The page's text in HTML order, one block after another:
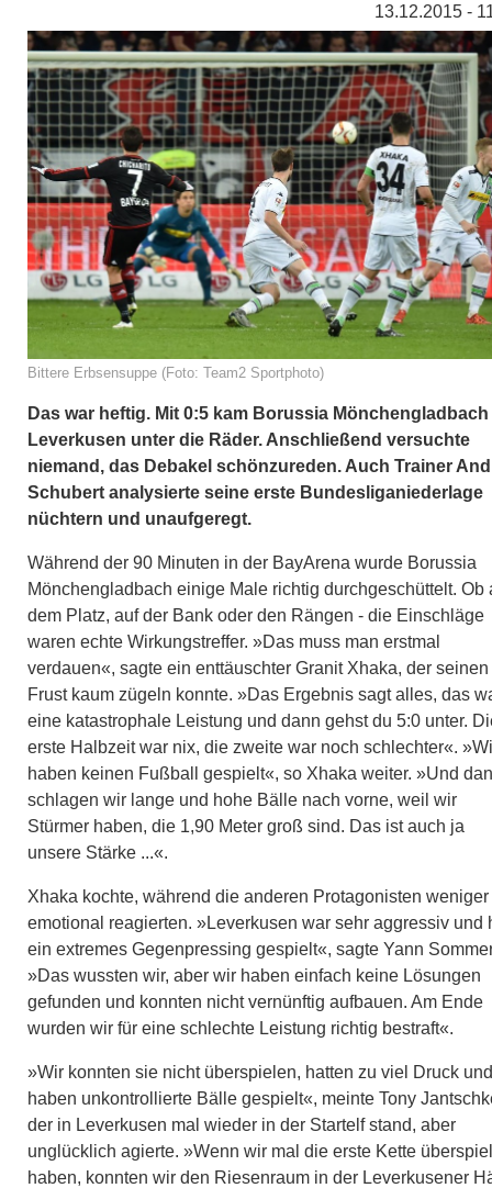
13.12.2015 -
Bittere Erbsensuppe (Foto: Team2 Sportphoto)
Das war heftig. Mit 0:5 kam Borussia
Leverkusen unter die Räder. Anschließend versuchte
niemand, das Debakel schönzureden. Auch Trainer
Schubert analysierte seine erste Bundesliganiederlage
nüchtern und unaufgeregt.
Während der 90 Minuten in der BayArena wurde Borussia
Mönchengladbach einige Male richtig durchgeschüttelt. Ob
dem Platz, auf der Bank oder den Rängen - die Einschläge
waren echte Wirkungstreffer. »Das muss man erstmal
verdauen«, sagte ein enttäuschter Granit Xhaka, der seinen
Frust kaum zügeln konnte. »Das Ergebnis sagt alles, das
eine katastrophale Leistung und dann gehst du 5:0 unter.
erste Halbzeit war nix, die zweite war noch schlechter«.
haben keinen Fußball gespielt«, so Xhaka weiter. »Und
schlagen wir lange und hohe Bälle nach vorne, weil wir
Stürmer haben, die 1,90 Meter groß sind. Das ist auch ja
unsere Stärke ...«.
Xhaka kochte, während die anderen Protagonisten weniger
emotional reagierten. »Leverkusen war sehr aggressiv und
ein extremes Gegenpressing gespielt«, sagte Yann
»Das wussten wir, aber wir haben einfach keine Lösungen
gefunden und konnten nicht vernünftig aufbauen. Am Ende
wurden wir für eine schlechte Leistung richtig bestraft«.
»Wir konnten sie nicht überspielen, hatten zu viel Druck und
haben unkontrollierte Bälle gespielt«, meinte Tony
der in Leverkusen mal wieder in der Startelf stand, aber
unglücklich agierte. »Wenn wir mal die erste Kette
haben, konnten wir den Riesenraum in der Leverkusener